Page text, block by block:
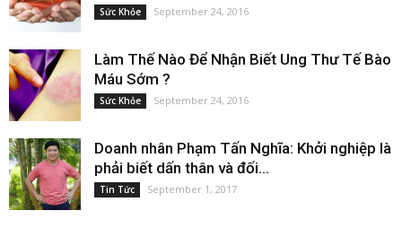
Sức Khỏe September 24, 2016
Làm Thế Nào Để Nhận Biết Ung Thư Tế Bào
Máu Sớm ?
Sức Khỏe September 24, 2016
Doanh nhân Phạm Tấn Nghĩa: Khởi nghiệp là
phải biết dấn thân và đối...
Tin Tức September 1, 2017